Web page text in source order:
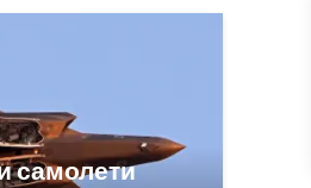
самолети